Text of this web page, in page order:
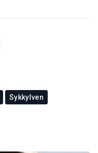
Sykkylven